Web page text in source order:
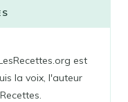
est
la voix, l'auteur